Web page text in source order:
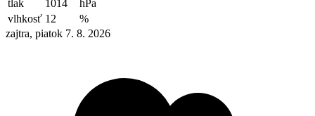
tlak
1014
hPa
vlhkosť 12
%
zajtra, piatok 7. 8. 2026